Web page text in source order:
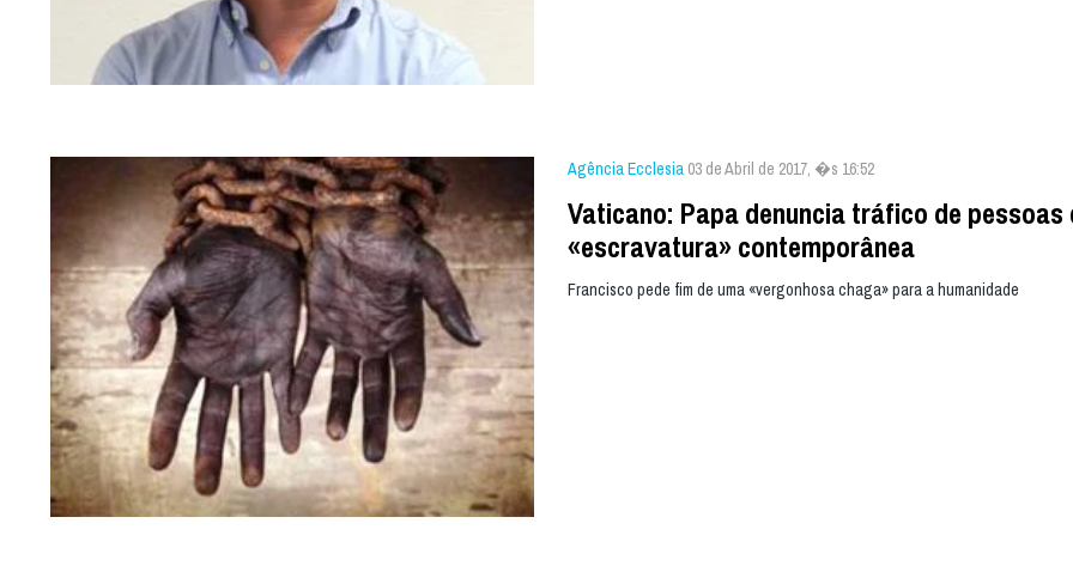
Agência Ecclesia 03 de Abril de 2017, �s 16:52
Vaticano: Papa denuncia tráfico de pessoas
«escravatura» contemporânea
Francisco pede fim de uma «vergonhosa chaga» para a humanidade